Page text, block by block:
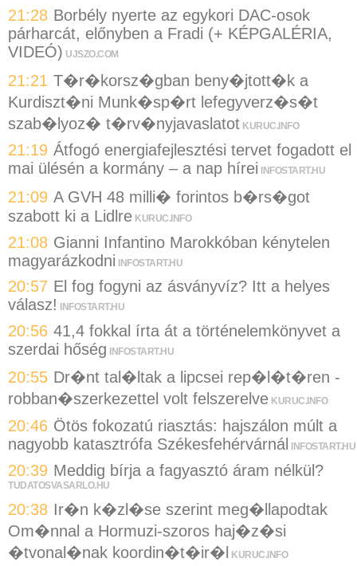
21:28 Borbély nyerte az egykori DAC-osok
párharcát, előnyben a Fradi (+ KÉPGALÉRIA,
VIDEÓ) UJSZO.COM
21:21 T�r�korsz�gban beny�jtott�k a
Kurdiszt�ni Munk�sp�rt lefegyverz�s�t
szab�lyoz� t�rv�nyjavaslatot KURUC.INFO
21:19 Átfogó energiafejlesztési tervet fogadott el
mai ülésén a kormány – a nap hírei
INFOSTART.HU
21:09 A GVH 48 milli� forintos b�rs�got
szabott ki a Lidlre KURUC.INFO
21:08 Gianni Infantino Marokkóban kénytelen
magyarázkodni INFOSTART.HU
20:57 El fog fogyni az ásványvíz? Itt a helyes
válasz!
INFOSTART.HU
20:56 41,4 fokkal írta át a történelemkönyvet a
szerdai hőség INFOSTART.HU
20:55 Dr�nt tal�ltak a lipcsei rep�l�t�ren -
robban�szerkezettel volt felszerelve KURUC.INFO
20:46 Ötös fokozatú riasztás: hajszálon múlt a
nagyobb katasztrófa Székesfehérvárnál
INFOSTART.HU
20:39 Meddig bírja a fagyasztó áram nélkül?
TUDATOSVASARLO.HU
20:38 Ir�n k�zl�se szerint meg�llapodtak
Om�nnal a Hormuzi-szoros haj�z�si
�tvonal�nak koordin�t�ir�l
KURUC.INFO